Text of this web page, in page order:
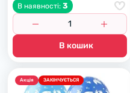
В наявності: 3
В кошик
Акцiя ЗАКІНЧУЄТЬСЯ